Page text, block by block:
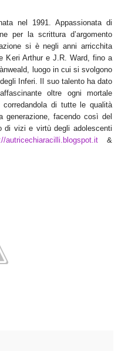
nel 1991. Appassionata di
per la scrittura d’argomento
si è negli anni arricchita
Keri Arthur e J.R. Ward, fino a
luogo in cui si svolgono
Inferi. Il suo talento ha dato
oltre ogni mortale
corredandola di tutte le qualità
generazione, facendo così del
di vizi e virtù degli adolescenti
autricechiaracilli.blogspot.it &